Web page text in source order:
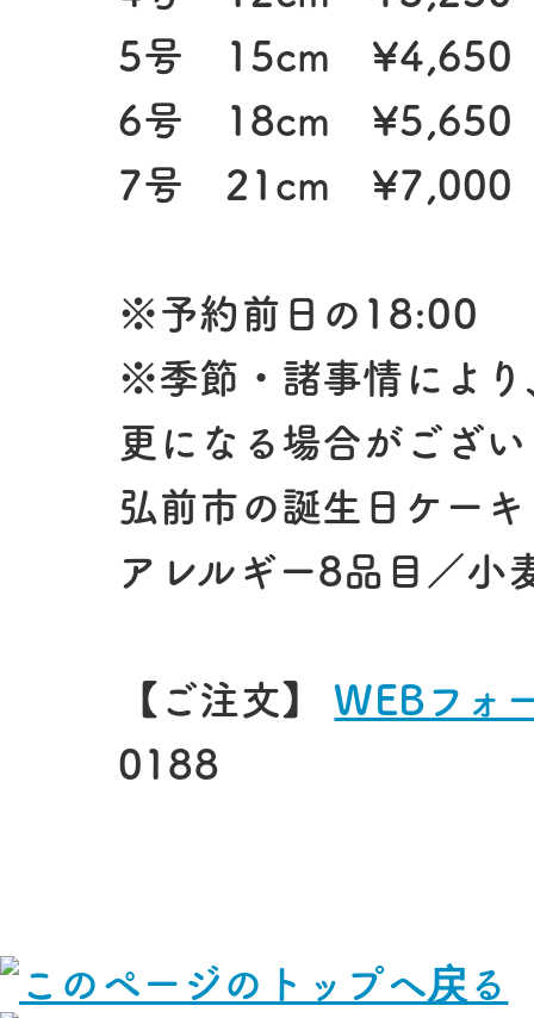
5号 15cm ¥4,650
6号 18cm ¥5,650
7号 21cm ¥7,000
※予約前日の18:00
※季節・諸事情により
更になる場合がござい
弘前市の誕生日ケー
アレルギー8品目／小
【ご注文】 WEBフォ
0188